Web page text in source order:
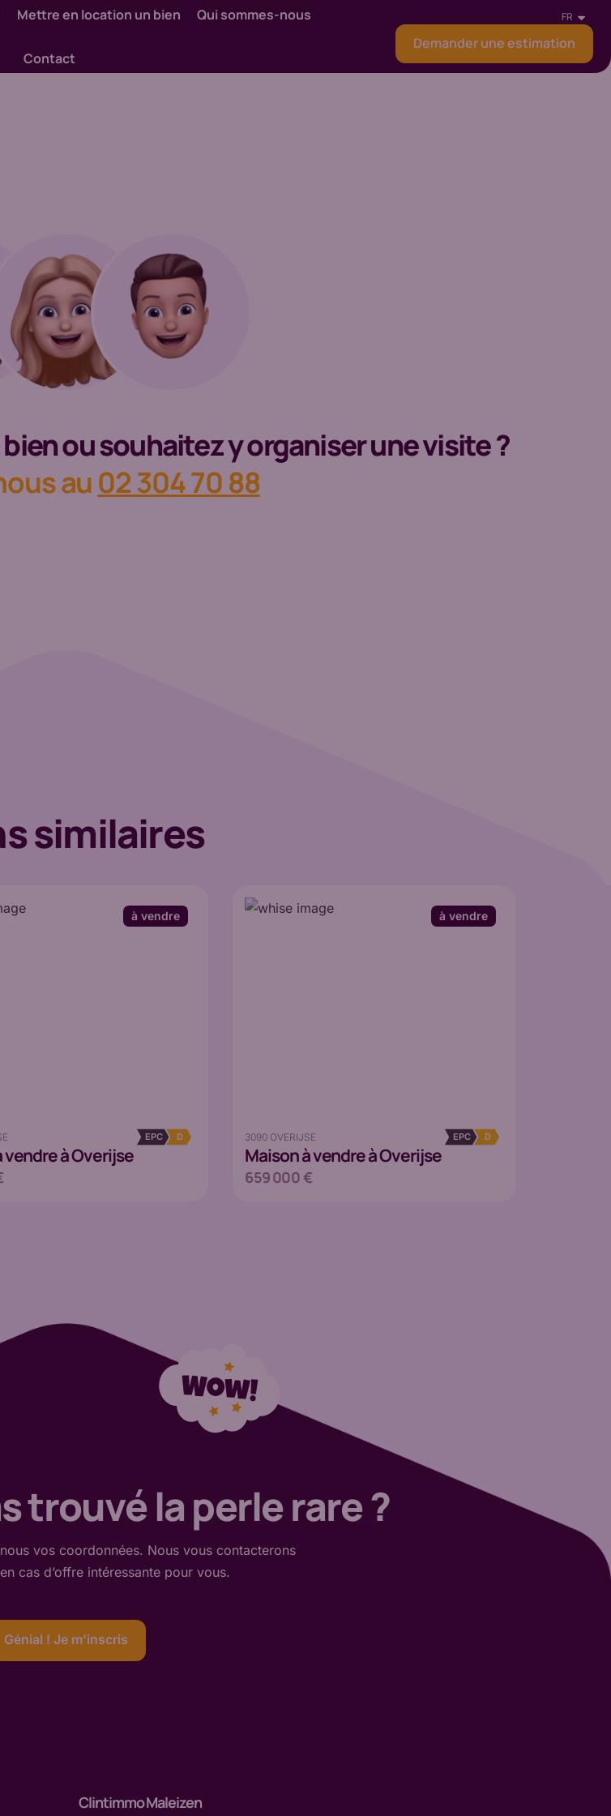
Mettre en location un bien Qui sommes-nous
Contact
FR
Demander une estimation
ou souhaitez y organiser une visite ?
au02 304 70 88
similaires
vendre à Overijse
EPC D
à vendre
3090 OVERIJSE
Maisonà vendre à Overijse
EPC D
659 000 €
à vendre
trouvé la perle rare ?
vos coordonnées. Nous vous contacterons
cas d’offre intéressante pour vous.
Génial ! Je m’inscris
Clintimmo Maleizen